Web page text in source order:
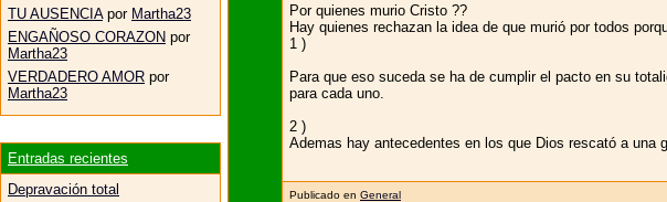
Por quienes murio Cristo ??
Hay quienes rechazan la idea de que murió por todos
1 )
Para que eso suceda se ha de cumplir el pacto en su
para cada uno.
2 )
Ademas hay antecedentes en los que Dios rescató a una
Publicado en General
TU AUSENCIA por Martha23
ENGAÑOSO CORAZON por
Martha23
VERDADERO AMOR por
Martha23
Entradas recientes
Depravación total